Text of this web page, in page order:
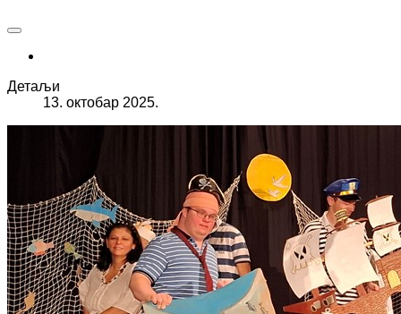
Детаљи
13. октобар 2025.